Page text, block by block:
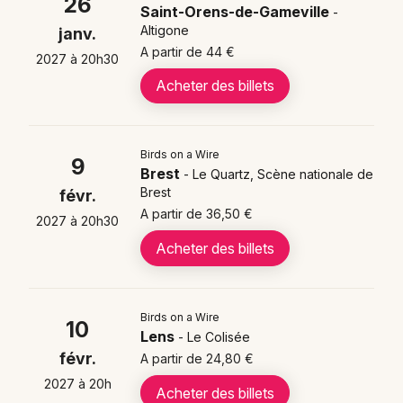
Birds on a Wire le 26/01/2027 - Altigone - Saint-
Orens-de-Gameville (31)
Birds on a Wire le 09/02/2027 - Le Quartz, Scène
nationale de Brest (29)
Birds on a Wire le 26/02/2027 - Théâtre Jacques
Prévert - Aulnay-sous-Bois (93)
Birds on a Wire le 09/04/2027 - Château Rouge -
Annemasse (74)
concerts de Birds on a
Wire
Le duo attire un public fidèle grâce à son
janv.
2027 à 20h30
Saint-Orens-de-Gameville -
Altigone
A partir de 44 €
Acheter des billets
9
févr.
2027 à 20h30
Birds on a Wire
Brest - Le Quartz, Scène nationale de
Brest
A partir de 36,50 €
Acheter des billets
10
févr.
2027 à 20h
Birds on a Wire
Lens - Le Colisée
A partir de 24,80 €
Acheter des billets